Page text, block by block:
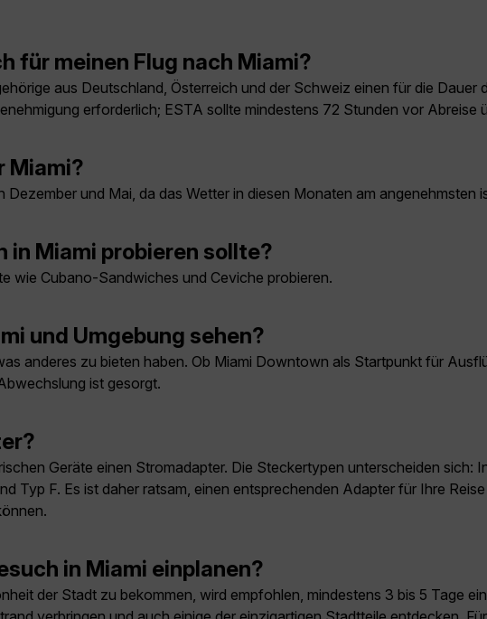
für meinen Flug nach Miami?
aus Deutschland, Österreich und der Schweiz einen für die
erforderlich; ESTA sollte mindestens 72 Stunden vor Abreise
Miami?
und Mai, da das Wetter in diesen Monaten am angenehmsten
in Miami probieren sollte?
wie Cubano-Sandwiches und Ceviche probieren.
und Umgebung sehen?
anderes zu bieten haben. Ob Miami Downtown als Startpunkt für
ist gesorgt.
Geräte einen Stromadapter. Die Steckertypen unterscheiden sich:
Typ F. Es ist daher ratsam, einen entsprechenden Adapter für Ihre
in Miami einplanen?
der Stadt zu bekommen, wird empfohlen, mindestens 3 bis 5 Tage